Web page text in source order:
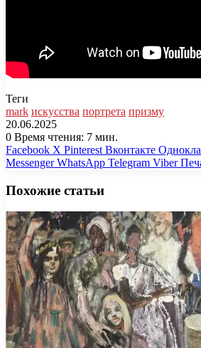
Теги
mark искусства портрета призму
20.06.2025
0 Время чтения: 7 мин.
Facebook X Pinterest Вконтакте
Messenger WhatsApp Telegram Viber
Похожие статьи